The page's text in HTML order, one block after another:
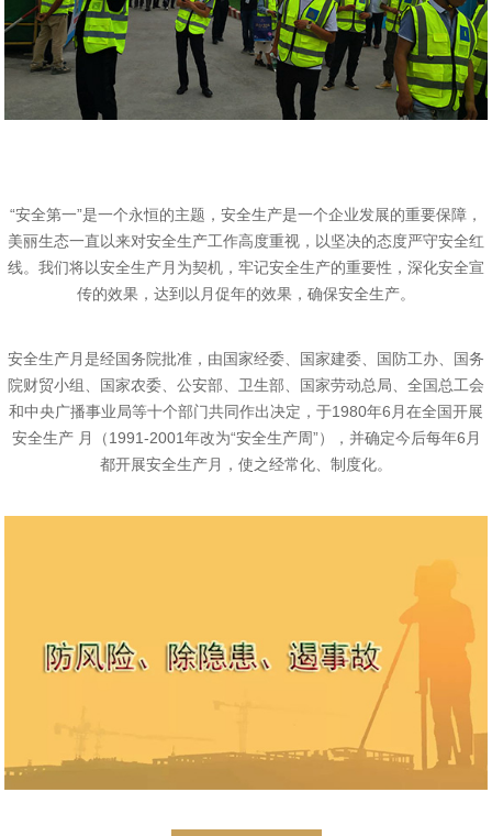
“安全第一”是一个永恒的主题，安全生产是一个企业发展的重要保障，
美丽生态一直以来对安全生产工作高度重视，以坚决的态度严守安全红
线。我们将以安全生产月为契机，牢记安全生产的重要性，深化安全宣
传的效果，达到以月促年的效果，确保安全生产。
安全生产月是经国务院批准，由国家经委、国家建委、国防工办、国务
院财贸小组、国家农委、公安部、卫生部、国家劳动总局、全国总工会
和中央广播事业局等十个部门共同作出决定，于1980年6月在全国开展
安全生产 月（1991-2001年改为“安全生产周”），并确定今后每年6月
都开展安全生产月，使之经常化、制度化。